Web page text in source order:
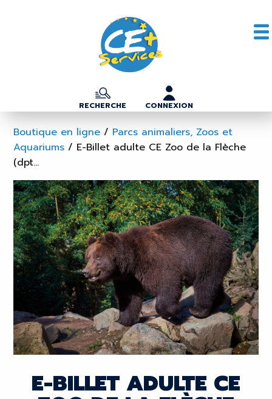
RECHERCHE CONNEXION
Boutique en ligne / Parcs animaliers, Zoos et
Aquariums / E-Billet adulte CE Zoo de la Flèche
(dpt...
E-BILLET ADULTE CE